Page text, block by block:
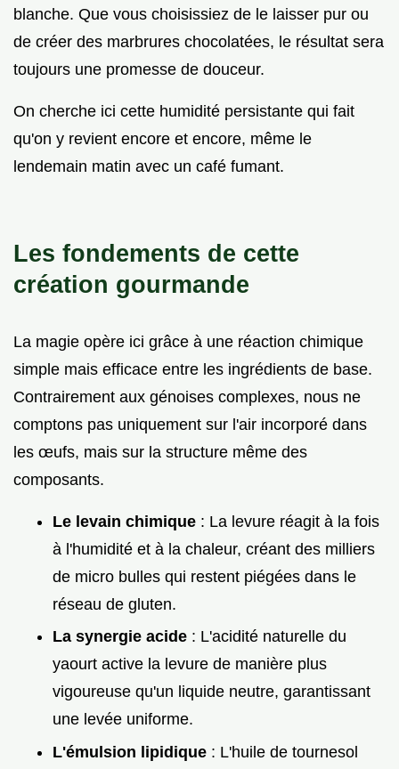
blanche. Que vous choisissiez de le laisser pur ou
de créer des marbrures chocolatées, le résultat sera
toujours une promesse de douceur.
On cherche ici cette humidité persistante qui fait
qu'on y revient encore et encore, même le
lendemain matin avec un café fumant.
Les fondements de cette
création gourmande
La magie opère ici grâce à une réaction chimique
simple mais efficace entre les ingrédients de base.
Contrairement aux génoises complexes, nous ne
comptons pas uniquement sur l'air incorporé dans
les œufs, mais sur la structure même des
composants.
Le levain chimique : La levure réagit à la fois
à l'humidité et à la chaleur, créant des milliers
de micro bulles qui restent piégées dans le
réseau de gluten.
La synergie acide : L'acidité naturelle du
yaourt active la levure de manière plus
vigoureuse qu'un liquide neutre, garantissant
une levée uniforme.
L'émulsion lipidique : L'huile de tournesol